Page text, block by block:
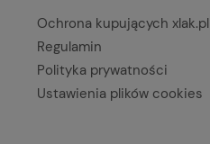
Ochrona kupujących xlak.pl
Regulamin
Polityka prywatności
Ustawienia plików cookies